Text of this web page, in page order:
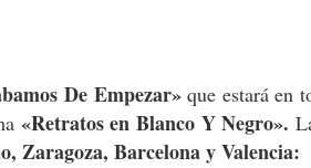
De Empezar»que estará en
«Retratos en Blanco Y Negro».
Zaragoza, Barcelona y Valencia: